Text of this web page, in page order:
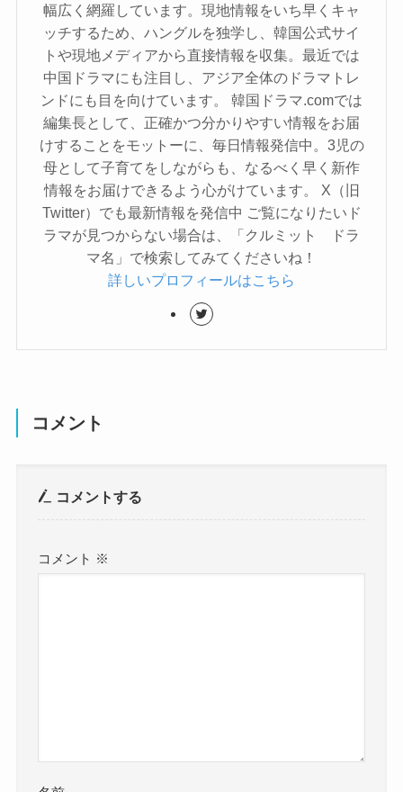
幅広く網羅しています。現地情報をいち早くキャ
ッチするため、ハングルを独学し、韓国公式サイ
トや現地メディアから直接情報を収集。最近では
中国ドラマにも注目し、アジア全体のドラマトレ
ンドにも目を向けています。 韓国ドラマ.comでは
編集長として、正確かつ分かりやすい情報をお届
けすることをモットーに、毎日情報発信中。3児の
母として子育てをしながらも、なるべく早く新作
情報をお届けできるよう心がけています。 X（旧
Twitter）でも最新情報を発信中 ご覧になりたいド
ラマが見つからない場合は、「クルミット ドラ
マ名」で検索してみてくださいね！
詳しいプロフィールはこちら
コメント
コメントする
コメント ※